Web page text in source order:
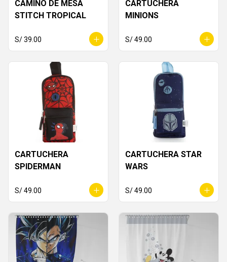
CAMINO DE MESA
STITCH TROPICAL
S/ 39.00
CARTUCHERA
MINIONS
S/ 49.00
CARTUCHERA
SPIDERMAN
S/ 49.00
CARTUCHERA STAR
WARS
S/ 49.00